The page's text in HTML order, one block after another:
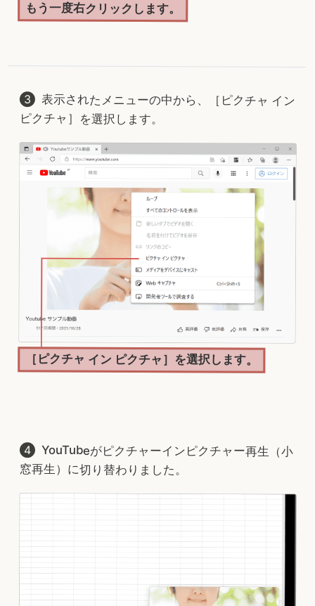
もう一度右クリックします。
表示されたメニューの中から、［ピクチャ イン
ピクチャ］を選択します。
［ピクチャ イン ピクチャ］を選択します。
YouTubeがピクチャーインピクチャー再生（小
窓再生）に切り替わりました。